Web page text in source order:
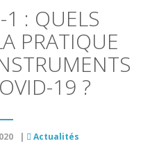
: QUELS
PRATIQUE
19 ?
| Actualités